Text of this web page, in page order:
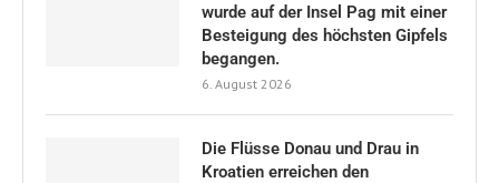
wurde auf der Insel Pag mit einer
Besteigung des höchsten Gipfels
begangen.
6. August 2026
Die Flüsse Donau und Drau in
Kroatien erreichen den